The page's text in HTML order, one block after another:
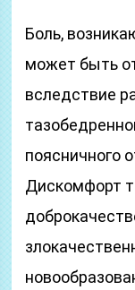
Боль,
может быть
вследствие
поясничного
Дискомфорт